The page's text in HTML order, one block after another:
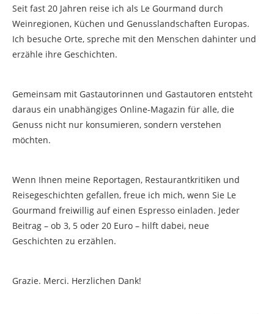
Seit fast 20 Jahren reise ich als Le Gourmand durch
Weinregionen, Küchen und Genusslandschaften Europas.
Ich besuche Orte, spreche mit den Menschen dahinter und
erzähle ihre Geschichten.
Gemeinsam mit Gastautorinnen und Gastautoren entsteht
daraus ein unabhängiges Online-Magazin für alle, die
Genuss nicht nur konsumieren, sondern verstehen
möchten.
Wenn Ihnen meine Reportagen, Restaurantkritiken und
Reisegeschichten gefallen, freue ich mich, wenn Sie Le
Gourmand freiwillig auf einen Espresso einladen. Jeder
Beitrag – ob 3, 5 oder 20 Euro – hilft dabei, neue
Geschichten zu erzählen.
Grazie. Merci. Herzlichen Dank!